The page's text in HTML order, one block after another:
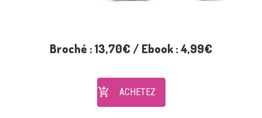
Broché : 13,70€ / Ebook : 4,99€
ACHETEZ